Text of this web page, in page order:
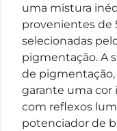
uma mistura
provenientes de
selecionadas
pigmentação. A
de pigmentação,
garante uma cor
com reflexos
potenciador de